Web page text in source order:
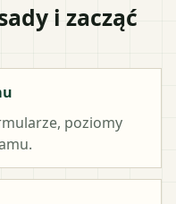
i zacząć
poziomy